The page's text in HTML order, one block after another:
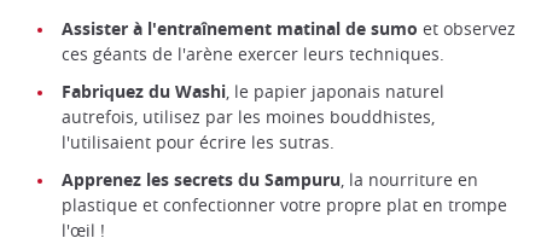
Assister à l'entraînement matinal de sumo et observez
ces géants de l'arène exercer leurs techniques.
Fabriquez du Washi, le papier japonais naturel
autrefois, utilisez par les moines bouddhistes,
l'utilisaient pour écrire les sutras.
Apprenez les secrets du Sampuru, la nourriture en
plastique et confectionner votre propre plat en trompe
l'œil !